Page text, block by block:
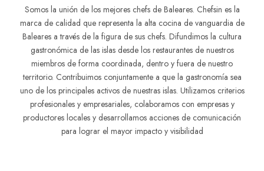
Destacado Menorca Peccata Minuta Ciutadella
Peccataminuta
Redacción Chefs(in) 13 Marzo 2019
Redacción Chefs(in)